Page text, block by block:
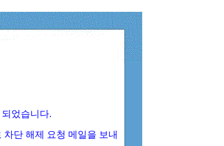
었습니다.
단 해제 요청 메일을 보내